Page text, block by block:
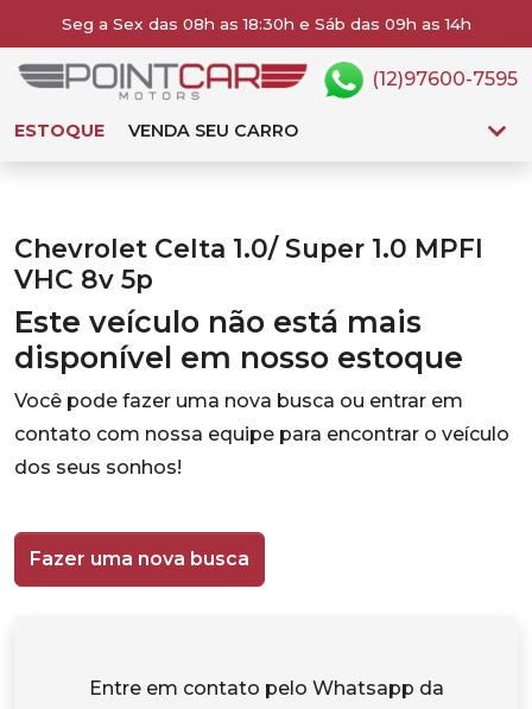
Seg a Sex das 08h as 18:30h e Sáb das 09h as 14h
ESTOQUE VENDA SEU CARRO
(12)97600-7595
Chevrolet Celta 1.0/ Super 1.0 MPFI
VHC 8v 5p
Este veículo não está mais
disponível em nosso estoque
Você pode fazer uma nova busca ou entrar em
contato com nossa equipe para encontrar o veículo
dos seus sonhos!
Fazer uma nova busca
Entre em contato pelo Whatsapp da